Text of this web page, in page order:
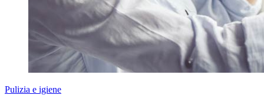
Pulizia e igiene